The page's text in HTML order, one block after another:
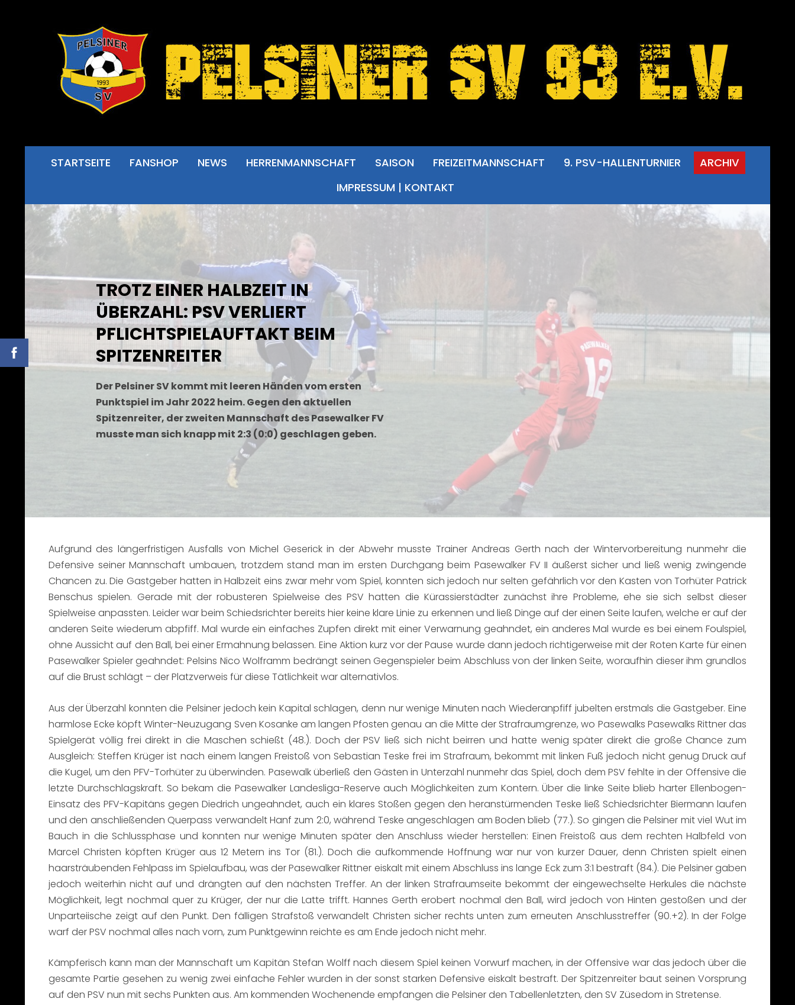
STARTSEITE FANSHOP NEWS HERRENMANNSCHAFT SAISON FREIZEITMANNSCHAFT 9. PSV-HALLENTURNIER
ARCHIV
IMPRESSUM | KONTAKT
TROTZ EINER HALBZEIT IN
ÜBERZAHL: PSV VERLIERT
PFLICHTSPIELAUFTAKT BEIM
SPITZENREITER
Der Pelsiner SV kommt mit leeren Händen vom ersten
Punktspiel im Jahr 2022 heim. Gegen den aktuellen
Spitzenreiter, der zweiten Mannschaft des Pasewalker FV
musste man sich knapp mit 2:3 (0:0) geschlagen geben.
Aufgrund des längerfristigen Ausfalls von Michel Geserick in der Abwehr musste Trainer Andreas Gerth nach der Wintervorbereitung nunmehr die
Defensive seiner Mannschaft umbauen, trotzdem stand man im ersten Durchgang beim Pasewalker FV II äußerst sicher und ließ wenig zwingende
Chancen zu. Die Gastgeber hatten in Halbzeit eins zwar mehr vom Spiel, konnten sich jedoch nur selten gefährlich vor den Kasten von Torhüter Patrick
Benschus spielen. Gerade mit der robusteren Spielweise des PSV hatten die Kürassierstädter zunächst ihre Probleme, ehe sie sich selbst dieser
Spielweise anpassten. Leider war beim Schiedsrichter bereits hier keine klare Linie zu erkennen und ließ Dinge auf der einen Seite laufen, welche er auf der
anderen Seite wiederum abpfiff. Mal wurde ein einfaches Zupfen direkt mit einer Verwarnung geahndet, ein anderes Mal wurde es bei einem Foulspiel,
ohne Aussicht auf den Ball, bei einer Ermahnung belassen. Eine Aktion kurz vor der Pause wurde dann jedoch richtigerweise mit der Roten Karte für einen
Pasewalker Spieler geahndet: Pelsins Nico Wolframm bedrängt seinen Gegenspieler beim Abschluss von der linken Seite, woraufhin dieser ihm grundlos
auf die Brust schlägt – der Platzverweis für diese Tätlichkeit war alternativlos.
Aus der Überzahl konnten die Pelsiner jedoch kein Kapital schlagen, denn nur wenige Minuten nach Wiederanpfiff jubelten erstmals die Gastgeber. Eine
harmlose Ecke köpft Winter-Neuzugang Sven Kosanke am langen Pfosten genau an die Mitte der Strafraumgrenze, wo Pasewalks Pasewalks Rittner das
Spielgerät völlig frei direkt in die Maschen schießt (48.). Doch der PSV ließ sich nicht beirren und hatte wenig später direkt die große Chance zum
Ausgleich: Steffen Krüger ist nach einem langen Freistoß von Sebastian Teske frei im Strafraum, bekommt mit linken Fuß jedoch nicht genug Druck auf
die Kugel, um den PFV-Torhüter zu überwinden. Pasewalk überließ den Gästen in Unterzahl nunmehr das Spiel, doch dem PSV fehlte in der Offensive die
letzte Durchschlagskraft. So bekam die Pasewalker Landesliga-Reserve auch Möglichkeiten zum Kontern. Über die linke Seite blieb harter Ellenbogen-
Einsatz des PFV-Kapitäns gegen Diedrich ungeahndet, auch ein klares Stoßen gegen den heranstürmenden Teske ließ Schiedsrichter Biermann laufen
und den anschließenden Querpass verwandelt Hanf zum 2:0, während Teske angeschlagen am Boden blieb (77.). So gingen die Pelsiner mit viel Wut im
Bauch in die Schlussphase und konnten nur wenige Minuten später den Anschluss wieder herstellen: Einen Freistoß aus dem rechten Halbfeld von
Marcel Christen köpften Krüger aus 12 Metern ins Tor (81.). Doch die aufkommende Hoffnung war nur von kurzer Dauer, denn Christen spielt einen
haarsträubenden Fehlpass im Spielaufbau, was der Pasewalker Rittner eiskalt mit einem Abschluss ins lange Eck zum 3:1 bestraft (84.). Die Pelsiner gaben
jedoch weiterhin nicht auf und drängten auf den nächsten Treffer. An der linken Strafraumseite bekommt der eingewechselte Herkules die nächste
Möglichkeit, legt nochmal quer zu Krüger, der nur die Latte trifft. Hannes Gerth erobert nochmal den Ball, wird jedoch von Hinten gestoßen und der
Unparteiische zeigt auf den Punkt. Den fälligen Strafstoß verwandelt Christen sicher rechts unten zum erneuten Anschlusstreffer (90.+2). In der Folge
warf der PSV nochmal alles nach vorn, zum Punktgewinn reichte es am Ende jedoch nicht mehr.
Kämpferisch kann man der Mannschaft um Kapitän Stefan Wolff nach diesem Spiel keinen Vorwurf machen, in der Offensive war das jedoch über die
gesamte Partie gesehen zu wenig zwei einfache Fehler wurden in der sonst starken Defensive eiskalt bestraft. Der Spitzenreiter baut seinen Vorsprung
auf den PSV nun mit sechs Punkten aus. Am kommenden Wochenende empfangen die Pelsiner den Tabellenletzten, den SV Züsedom in Stretense.